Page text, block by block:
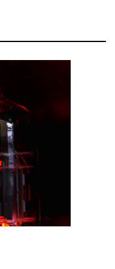
surpreender-me. Há
em ouvir umas colunas
mas também aos
ou pelo menos
todas as outras
com aquela
Note sabe tão bem
deixou um pouco a
apresentaremos na